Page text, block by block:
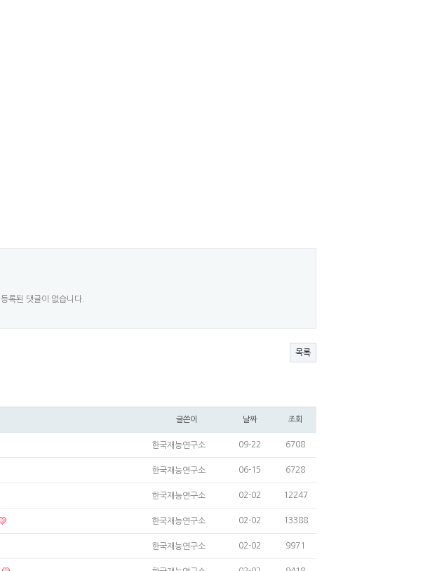
등록된 댓글이 없습니다.
목록
글쓴이 날짜 조회
한국재능연구소 09-22 6708
한국재능연구소 06-15 6728
한국재능연구소 02-02 12247
한국재능연구소 02-02 13388
한국재능연구소 02-02 9971